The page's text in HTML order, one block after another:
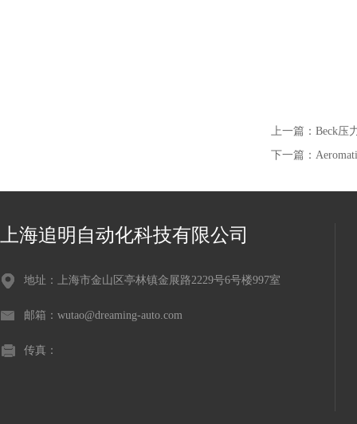
上一篇： Beck压
下一篇：
上海追明自动化科技有限公司
地址：上海市金山区亭林镇金展路2229号6号楼997室
邮箱：wutao@dreaming-auto.com
传真：